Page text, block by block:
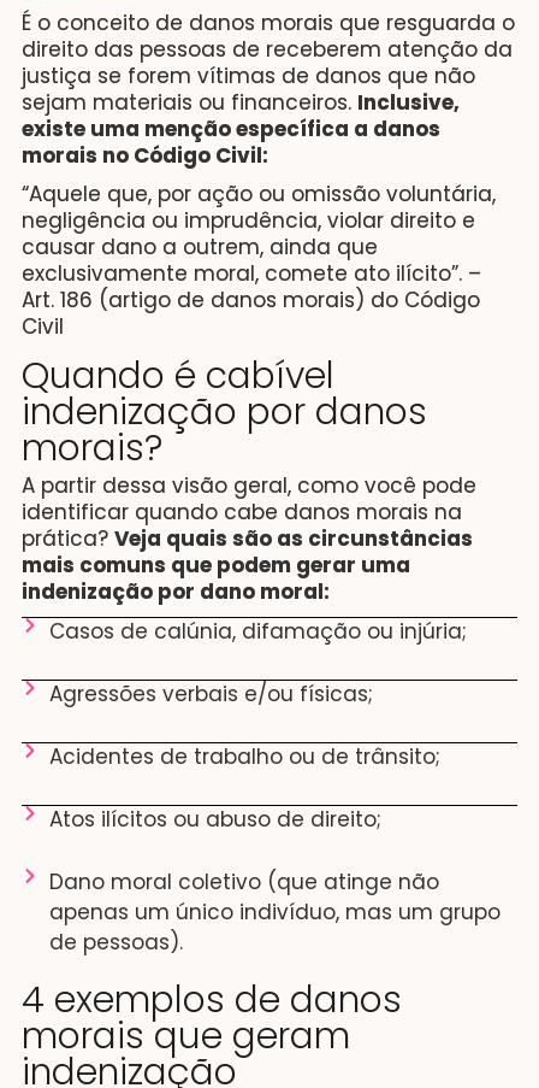
É o conceito de danos morais que resguarda o
direito das pessoas de receberem atenção da
justiça se forem vítimas de danos que não
sejam materiais ou financeiros. Inclusive,
existe uma menção específica a danos
morais no Código Civil:
“Aquele que, por ação ou omissão voluntária,
negligência ou imprudência, violar direito e
causar dano a outrem, ainda que
exclusivamente moral, comete ato ilícito”. –
Art. 186 (artigo de danos morais) do Código
Civil
Quando é cabível
indenização por danos
morais?
A partir dessa visão geral, como você pode
identificar quando cabe danos morais na
prática? Veja quais são as circunstâncias
mais comuns que podem gerar uma
indenização por dano moral:
Casos de calúnia, difamação ou injúria;
Agressões verbais e/ou físicas;
Acidentes de trabalho ou de trânsito;
Atos ilícitos ou abuso de direito;
Dano moral coletivo (que atinge não
apenas um único indivíduo, mas um grupo
de pessoas).
4 exemplos de danos
morais que geram
indenização